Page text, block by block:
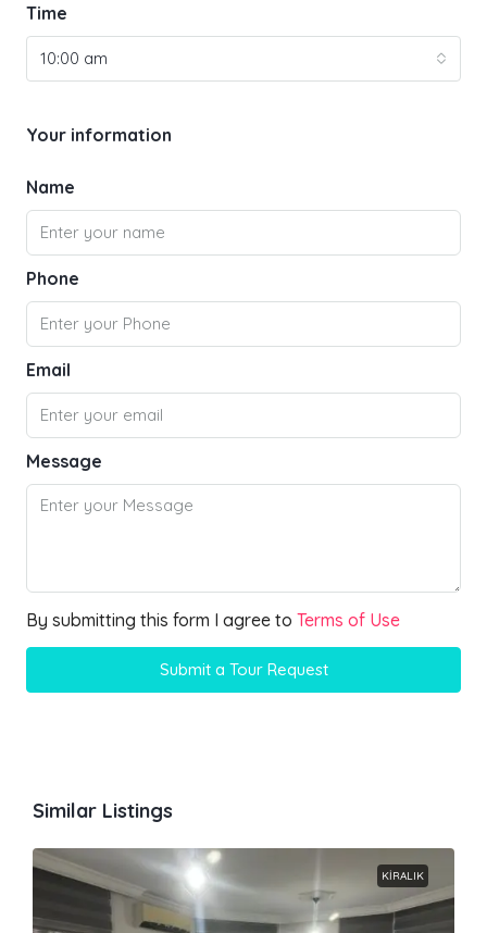
Time
10:00 am
Your information
Name
Phone
Email
Message
By submitting this form I agree to Terms of Use
Submit a Tour Request
Similar Listings
KIRALIK